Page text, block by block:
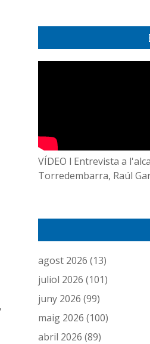
VÍDEO l Entrevista a
Torredembarra, Raúl
agost 2026 (13)
juliol 2026 (101)
juny 2026 (99)
maig 2026 (100)
abril 2026 (89)